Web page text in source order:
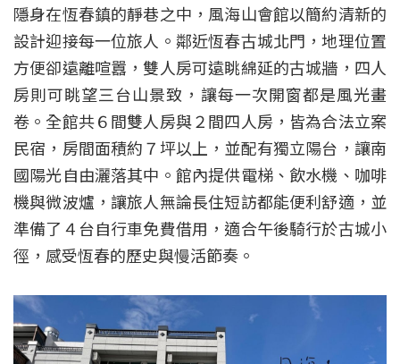
隱身在恆春鎮的靜巷之中，風海山會館以簡約清新的
設計迎接每一位旅人。鄰近恆春古城北門，地理位置
方便卻遠離喧囂，雙人房可遠眺綿延的古城牆，四人
房則可眺望三台山景致，讓每一次開窗都是風光畫
卷。全館共６間雙人房與２間四人房，皆為合法立案
民宿，房間面積約７坪以上，並配有獨立陽台，讓南
國陽光自由灑落其中。館內提供電梯、飲水機、咖啡
機與微波爐，讓旅人無論長住短訪都能便利舒適，並
準備了４台自行車免費借用，適合午後騎行於古城小
徑，感受恆春的歷史與慢活節奏。